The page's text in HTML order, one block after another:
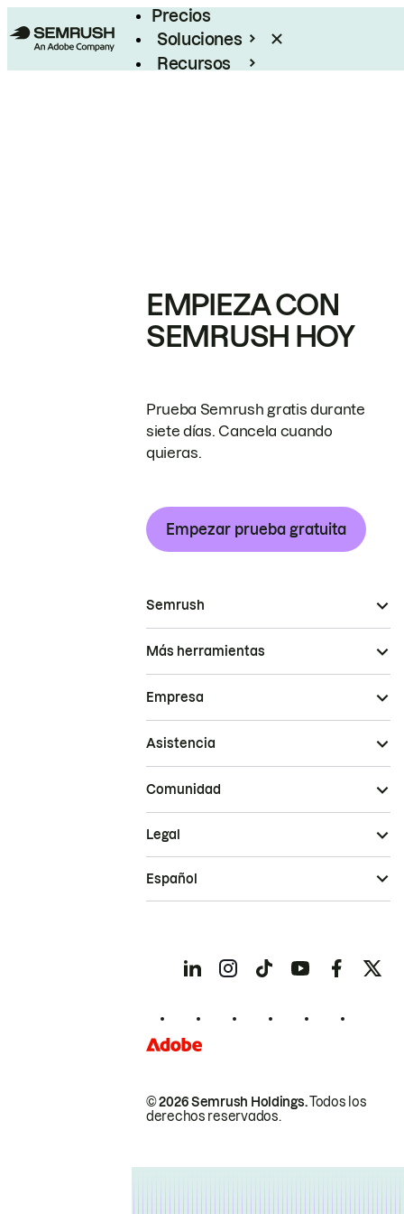
Precios
Soluciones
Recursos
EMPIEZA CON
SEMRUSH HOY
Prueba Semrush gratis durante
siete días. Cancela cuando
quieras.
Empezar prueba gratuita
Semrush
Más herramientas
Empresa
Asistencia
Comunidad
© 2026 Semrush Holdings.Todos los
derechos reservados.
Legal
Español